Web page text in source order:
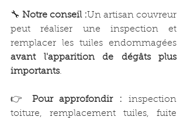
🔧 Notre conseil :Un artisan couvreur
peut réaliser une inspection et
avant l'apparition de dégâts plus
importants.
👉 Pour approfondir : inspection
toiture, remplacement tuiles, fuite